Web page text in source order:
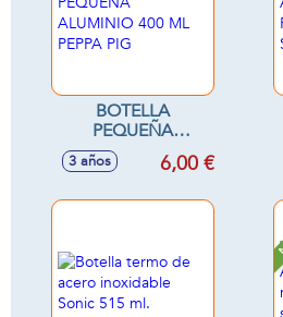
BOTELLA
PEQUEÑA
ALUMINIO 400 ML
PEPPA PIG
3 años 6,00 €